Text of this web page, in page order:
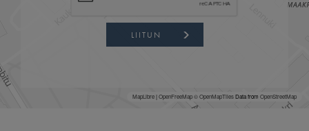
MapLibre|OpenFreeMap© OpenMapTilesData from OpenStreetMap
LIITUN